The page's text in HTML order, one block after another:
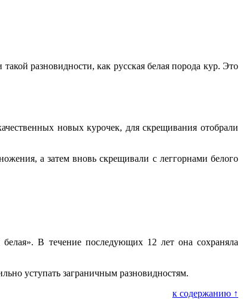
разновидности, как русская белая порода кур. Это
новых курочек, для скрещивания отобрали
а затем вновь скрещивали с леггорнами белого
В течение последующих 12 лет она сохраняла
уступать заграничным разновидностям.
к содержанию ↑